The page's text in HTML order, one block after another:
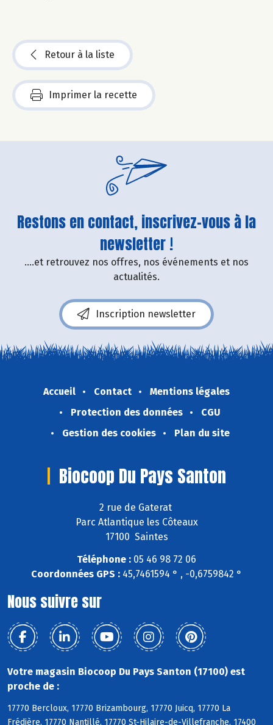
Retour à la liste
Imprimer la recette
Restons en contact, inscrivez-vous à la
newsletter !
....et retrouvez nos offres, nos événements et nos
actualités.
Inscription newsletter
Accueil Contact
Mentions légales
Protection des données
CGU
Gestion des cookies
Plan du site
Biocoop Du Pays Santon
2 rue de Gaterat
Parc Atlantique les Côteaux
17100 Saintes
Téléphone : 05 46 98 72 06
Coordonnées GPS : 45,7461594 ° , -0,6759842 °
Nous suivre sur
Votre magasin Biocoop Du Pays Santon (17100) est
proche de :
17770 Bercloux, 17770 Brizambourg, 17770 Juicq, 17770 La
Frédière, 17770 Nantillé, 17770 St-Hilaire-de-Villefranche, 17400